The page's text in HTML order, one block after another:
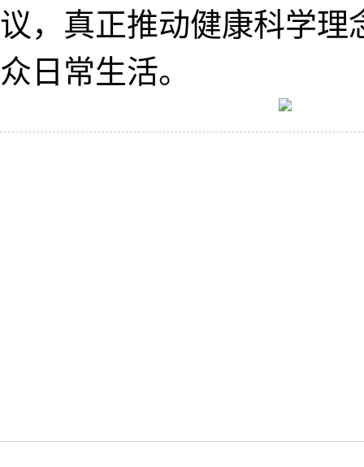
议，真正推动健康科学理
众日常生活。